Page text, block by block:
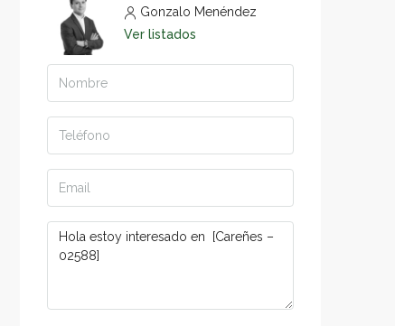
Gonzalo Menéndez
Ver listados